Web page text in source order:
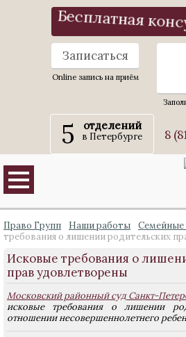
Бесплатная
Записаться
Online запись на приём
5 отделений
в Петербурге 8
Право Групп Наши работы Семейные
требования о лишении родительских
Исковые требования о
прав удовлетворены
Московский районный суд Санкт-
исковые требования о лишении
отношении несовершеннолетнего